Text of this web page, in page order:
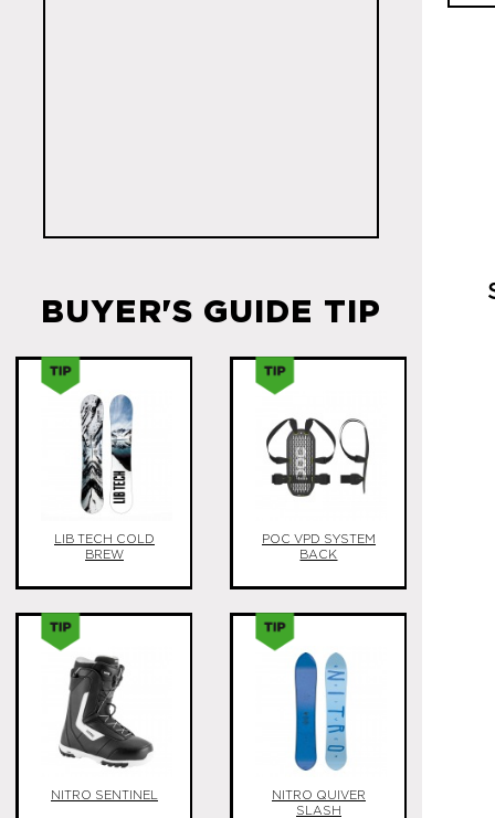
BUYER'S GUIDE TIP
LIB TECH COLD
BREW
POC VPD SYSTEM
BACK
NITRO SENTINEL
NITRO QUIVER
SLASH